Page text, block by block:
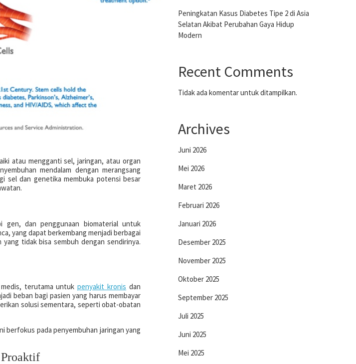
atau mengganti sel, jaringan, atau organ
mendalam dengan merangsang
sel dan genetika membuka potensi besar
dan penggunaan biomaterial untuk
yang dapat berkembang menjadi berbagai
tidak bisa sembuh dengan sendirinya.
medis, terutama untukpenyakit kronis dan
beban bagi pasien yang harus membayar
solusi sementara, seperti obat-obatan
berfokus pada penyembuhan jaringan yang
Proaktif
Peningkatan Kasus Diabetes Tipe 2 di Asia
Selatan Akibat Perubahan Gaya Hidup
Modern
Recent Comments
Tidak ada komentar untuk ditampilkan.
Archives
Juni 2026
Mei 2026
Maret 2026
Februari 2026
Januari 2026
Desember 2025
November 2025
Oktober 2025
September 2025
Juli 2025
Juni 2025
Mei 2025